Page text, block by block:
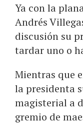
Ya con la
Andrés
discusión su
tardar uno o
Mientras que
la presidenta
magisterial a
gremio de